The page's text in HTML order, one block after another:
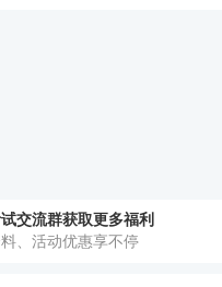
本要求后36个月内未进
交流群获取更多福利
、活动优惠享不停